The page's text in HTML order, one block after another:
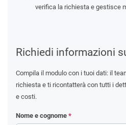
Richiedi informazioni
Compila il modulo con i tuoi dati: il
richiesta e ti ricontatterà con tutti i
e costi.
Nome e cognome *
verifica la richiesta e gestisce